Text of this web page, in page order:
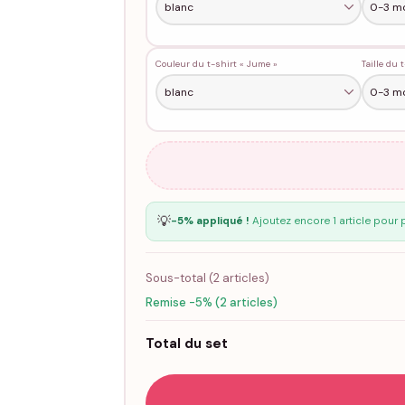
Couleur du t-shirt « Jume » Taille du
💡-5% appliqué ! Ajoutez encore 1 article pour
Sous-total (2articles)
Remise -5% (2 articles)
Total du set